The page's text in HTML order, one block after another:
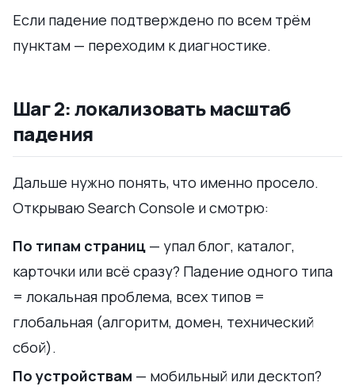
Если падение подтверждено по всем трём
пунктам — переходим к диагностике.
Шаг 2: локализовать масштаб
падения
Дальше нужно понять, что именно просело.
Открываю Search Console и смотрю:
По типам страниц — упал блог, каталог,
карточки или всё сразу? Падение одного типа
= локальная проблема, всех типов =
глобальная (алгоритм, домен, технический
сбой).
По устройствам — мобильный или десктоп?